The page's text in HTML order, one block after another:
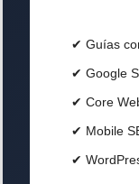
✔ Guías
✔ Google
✔ Core
✔ Mobile
✔